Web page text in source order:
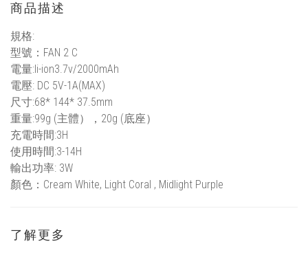
商品描述
規格:
型號：FAN 2 C
電量:li-ion3.7v/2000mAh
電壓: DC 5V-1A(MAX)
尺寸:68* 144* 37.5mm
重量:99g (主體），20g (底座）
充電時間:3H
使用時間:3-14H
輸出功率: 3W
顏色：Cream White, Light Coral , Midlight Purple
了解更多